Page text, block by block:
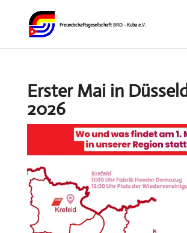
Erster Mai in
2026